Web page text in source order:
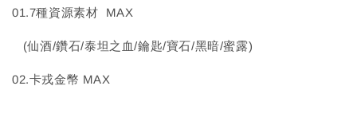
01.7種資源素材 MAX
(仙酒/鑽石/泰坦之血/鑰匙/寶石/黑暗/蜜露)
02.卡戎金幣 MAX